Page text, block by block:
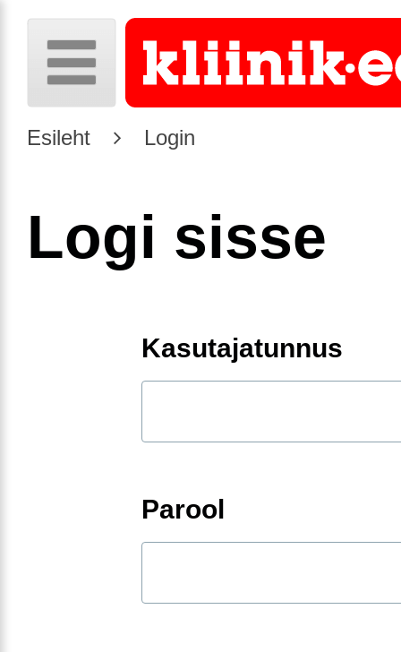
Esileht Login
Logi sisse
Kasutajatunnus
Parool